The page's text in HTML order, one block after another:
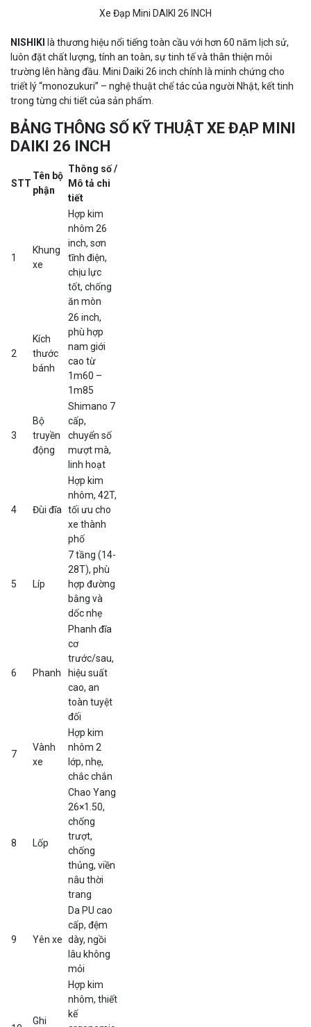
Xe Đạp Mini DAIKI 26 INCH
NISHIKI
là thương hiệu nổi tiếng toàn cầu với hơn 60 năm lịch sử,
luôn đặt chất lượng, tính an toàn, sự tinh tế và thân thiện môi
trường lên hàng đầu. Mini Daiki 26 inch chính là minh chứng cho
triết lý “monozukuri” – nghệ thuật chế tác của người Nhật, kết tinh
trong từng chi tiết của sản phẩm.
BẢNG THÔNG SỐ KỸ THUẬT XE ĐẠP MINI
DAIKI 26 INCH
STT
Tên bộ
phận
Thông số /
Mô tả chi
tiết
1
Khung
xe
Hợp kim
nhôm 26
inch, sơn
tĩnh điện,
chịu lực
tốt, chống
ăn mòn
2
Kích
thước
bánh
26 inch,
phù hợp
nam giới
cao từ
1m60 –
1m85
3
Bộ
truyền
động
Shimano 7
cấp,
chuyển số
mượt mà,
linh hoạt
4 Đùi đĩa
Hợp kim
nhôm, 42T,
tối ưu cho
xe thành
phố
5 Líp
7 tầng (14-
28T), phù
hợp đường
bằng và
dốc nhẹ
6 Phanh
Phanh đĩa
cơ
trước/sau,
hiệu suất
cao, an
toàn tuyệt
đối
7
Vành
xe
Hợp kim
nhôm 2
lớp, nhẹ,
chắc chắn
8 Lốp
Chao Yang
26×1.50,
chống
trượt,
chống
thủng, viền
nâu thời
trang
9 Yên xe
Da PU cao
cấp, đệm
dày, ngồi
lâu không
mỏi
Ghi
Hợp kim
nhôm, thiết
kế